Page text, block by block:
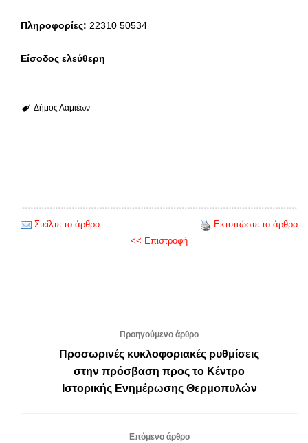
Πληροφορίες: 22310 50534
Είσοδος ελεύθερη
Δήμος Λαμιέων
Στείλτε το άρθρο
Εκτυπώστε το άρθρο
<< Επιστροφή
Προηγούμενο άρθρο
Προσωρινές κυκλοφοριακές ρυθμίσεις
στην πρόσβαση προς το Κέντρο
Ιστορικής Ενημέρωσης Θερμοπυλών
Επόμενο άρθρο